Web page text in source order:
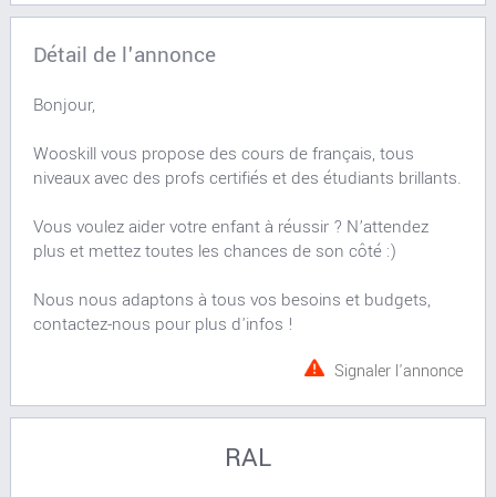
Détail de l'annonce
Bonjour,
Wooskill vous propose des cours de français, tous
niveaux avec des profs certifiés et des étudiants brillants.
Vous voulez aider votre enfant à réussir ? N’attendez
plus et mettez toutes les chances de son côté :)
Nous nous adaptons à tous vos besoins et budgets,
contactez-nous pour plus d'infos !
Signaler l'annonce
RAL